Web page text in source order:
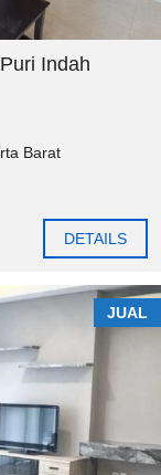
Indah
Barat
DETAILS
JUAL